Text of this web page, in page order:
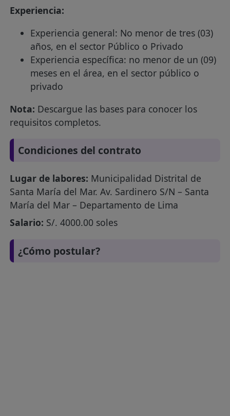
Experiencia:
Experiencia general: No menor de tres (03)
años, en el sector Público o Privado
Experiencia específica: no menor de un (09)
meses en el área, en el sector público o
privado
Nota: Descargue las bases para conocer los
requisitos completos.
Condiciones del contrato
Lugar de labores: Municipalidad Distrital de
Santa María del Mar. Av. Sardinero S/N – Santa
María del Mar – Departamento de Lima
Salario: S/. 4000.00 soles
¿Cómo postular?